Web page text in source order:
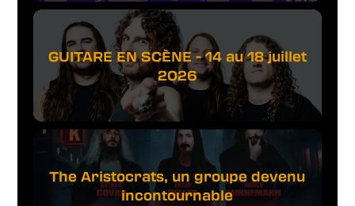
GUITARE EN SCÈNE - 14 au 18 juillet
2026
The Aristocrats, un groupe devenu
incontournable